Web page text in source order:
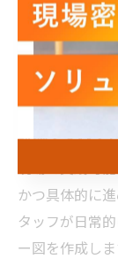
うしたデータ
用いて全体像
善への共通理
現場で実践で
現場で実践可
かつ具体的に
タッフが日常
ー図を作成し